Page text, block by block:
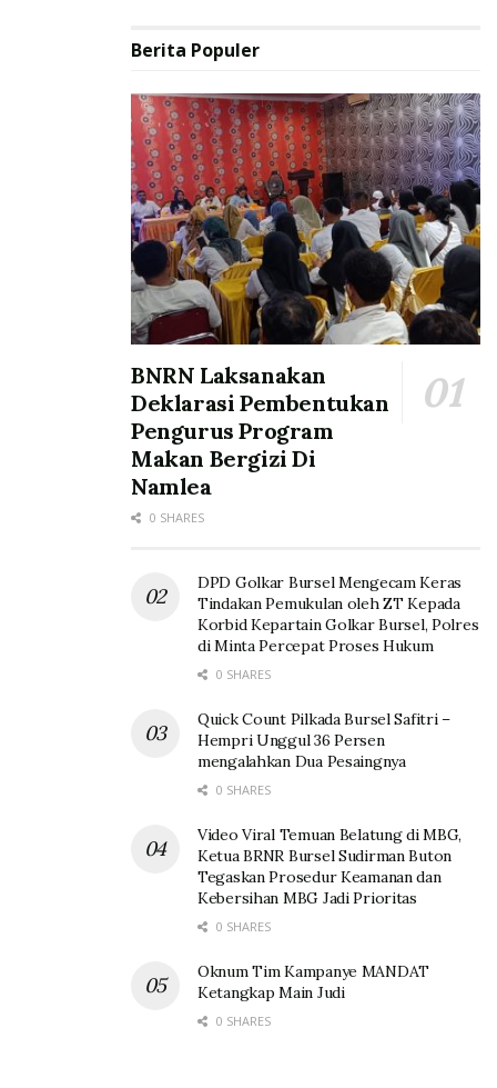
Berita Populer
BNRN Laksanakan
Deklarasi Pembentukan
Pengurus Program
Makan Bergizi Di
Namlea
0 SHARES
DPD Golkar Bursel Mengecam Keras
Tindakan Pemukulan oleh ZT Kepada
Korbid Kepartain Golkar Bursel, Polres
di Minta Percepat Proses Hukum
0 SHARES
Quick Count Pilkada Bursel Safitri –
Hempri Unggul 36 Persen
mengalahkan Dua Pesaingnya
0 SHARES
Video Viral Temuan Belatung di MBG,
Ketua BRNR Bursel Sudirman Buton
Tegaskan Prosedur Keamanan dan
Kebersihan MBG Jadi Prioritas
0 SHARES
Oknum Tim Kampanye MANDAT
Ketangkap Main Judi
0 SHARES